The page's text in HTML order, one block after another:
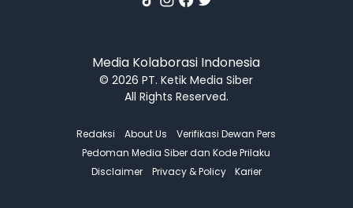
Media Kolaborasi Indonesia
© 2026 PT. Ketik Media Siber
All Rights Reserved.
Redaksi About Us
Verifikasi Dewan Pers
Pedoman Media Siber dan Kode Prilaku
Disclaimer
Privacy & Policy Karier